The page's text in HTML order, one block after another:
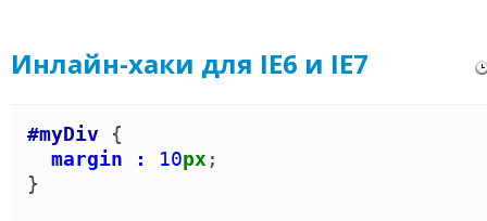
Инлайн-хаки для IE6 и IE7
#myDiv
{
margin :
10px
}